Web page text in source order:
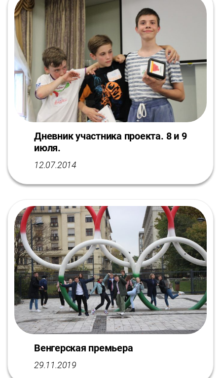
Дневник участника проекта. 8 и 9
июля.
12.07.2014
Венгерская премьера
29.11.2019